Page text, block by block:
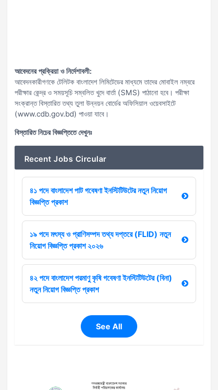
আবেদনের প্রক্রিয়া ও নির্দেশাবলী:
আবেদনকারীগণকে টেলিটক বাংলাদেশ লিমিটেডের মাধ্যমে তাদের মোবাইল নম্বরে
পরীক্ষার কেন্দ্র ও সময়সূচি সম্বলিত খুদে বার্তা (SMS) পাঠানো হবে। পরীক্ষা
সংক্রান্ত বিস্তারিত তথ্য তুলা উন্নয়ন বোর্ডের অফিসিয়াল ওয়েবসাইটে
(www.cdb.gov.bd) পাওয়া যাবে।
বিস্তারিত নিচের বিজ্ঞপ্তিতে দেখুনঃ
Recent Jobs Circular
৪১ পদে বাংলাদেশ পাট গবেষণা ইনস্টিটিউটের নতুন নিয়োগ
বিজ্ঞপ্তি প্রকাশ
১৯ পদে মৎস্য ও প্রাণিসম্পদ তথ্য দপ্তরে (FLID) নতুন
নিয়োগ বিজ্ঞপ্তি প্রকাশ ২০২৬
৪২ পদে বাংলাদেশ পরমাণু কৃষি গবেষণা ইনস্টিটিউটের (বিনা)
নতুন নিয়োগ বিজ্ঞপ্তি প্রকাশ
See All